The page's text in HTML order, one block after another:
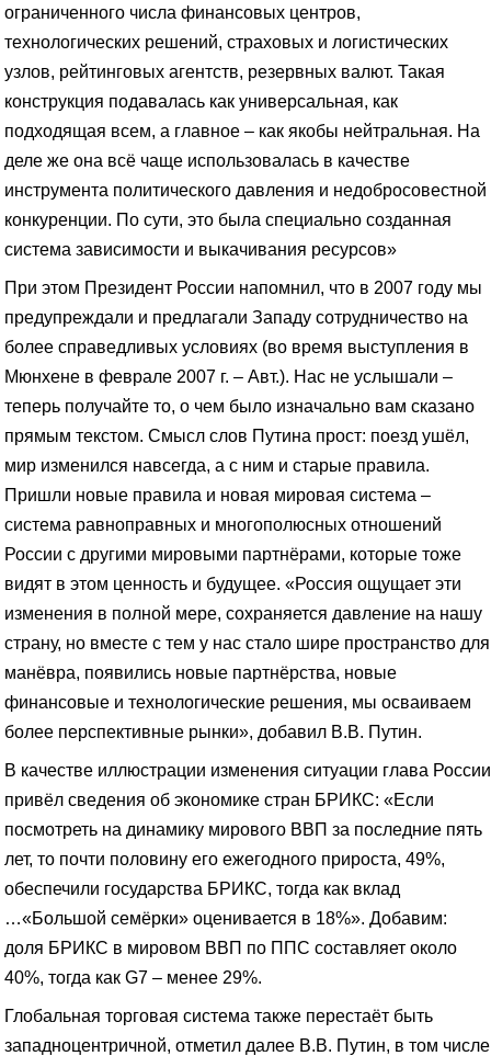
ограниченного числа финансовых центров,
технологических решений, страховых и логистических
узлов, рейтинговых агентств, резервных валют. Такая
конструкция подавалась как универсальная, как
подходящая всем, а главное – как якобы нейтральная. На
деле же она всё чаще использовалась в качестве
инструмента политического давления и недобросовестной
конкуренции. По сути, это была специально созданная
система зависимости и выкачивания ресурсов»
При этом Президент России напомнил, что в 2007 году мы
предупреждали и предлагали Западу сотрудничество на
более справедливых условиях (во время выступления в
Мюнхене в феврале 2007 г. – Авт.). Нас не услышали –
теперь получайте то, о чем было изначально вам сказано
прямым текстом. Смысл слов Путина прост: поезд ушёл,
мир изменился навсегда, а с ним и старые правила.
Пришли новые правила и новая мировая система –
система равноправных и многополюсных отношений
России с другими мировыми партнёрами, которые тоже
видят в этом ценность и будущее. «Россия ощущает эти
изменения в полной мере, сохраняется давление на нашу
страну, но вместе с тем у нас стало шире пространство для
манёвра, появились новые партнёрства, новые
финансовые и технологические решения, мы осваиваем
более перспективные рынки», добавил В.В. Путин.
В качестве иллюстрации изменения ситуации глава России
привёл сведения об экономике стран БРИКС: «Если
посмотреть на динамику мирового ВВП за последние пять
лет, то почти половину его ежегодного прироста, 49%,
обеспечили государства БРИКС, тогда как вклад
…«Большой семёрки» оценивается в 18%». Добавим:
доля БРИКС в мировом ВВП по ППС составляет около
40%, тогда как G7 – менее 29%.
Глобальная торговая система также перестаёт быть
западноцентричной, отметил далее В.В. Путин, в том числе